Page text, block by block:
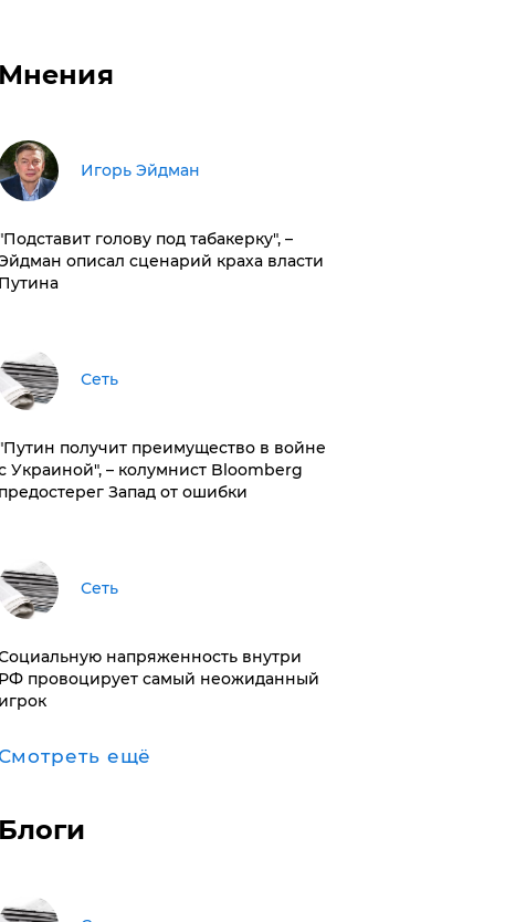
Мнения
Игорь Эйдман
голову под табакерку", –
описал сценарий краха власти
Путина
Сеть
получит преимущество в войне
Украиной", – колумнист Bloomberg
предостерег Запад от ошибки
Сеть
напряженность внутри
РФ провоцирует самый неожиданный
игрок
Смотреть ещё
Блоги